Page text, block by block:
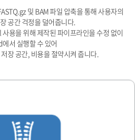
및 BAM 파일 압축을 통해 사용자의
공간 걱정을 덜어줍니다.
용을 위해 제작된 파이프라인을 수정 없이
서 실행할 수 있어
장 공간, 비용을 절약시켜 줍니다.